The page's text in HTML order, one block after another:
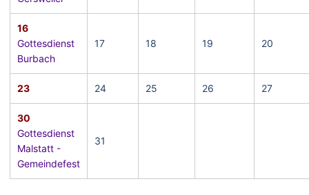
16
Gottesdienst
Burbach
17 18 19 20
23 24 25 26 27
30
Gottesdienst
Malstatt -
Gemeindefest
31